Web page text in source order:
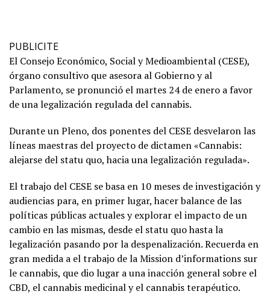
PUBLICITE
El Consejo Económico, Social y Medioambiental (CESE),
órgano consultivo que asesora al Gobierno y al
Parlamento, se pronunció el martes 24 de enero a favor
de una legalización regulada del cannabis.
Durante un Pleno, dos ponentes del CESE desvelaron las
líneas maestras del proyecto de dictamen «Cannabis:
alejarse del statu quo, hacia una legalización regulada».
El trabajo del CESE se basa en 10 meses de investigación y
audiencias para, en primer lugar, hacer balance de las
políticas públicas actuales y explorar el impacto de un
cambio en las mismas, desde el statu quo hasta la
legalización pasando por la despenalización. Recuerda en
gran medida a el trabajo de la Mission d’informations sur
le cannabis, que dio lugar a una inacción general sobre el
CBD, el cannabis medicinal y el cannabis terapéutico.